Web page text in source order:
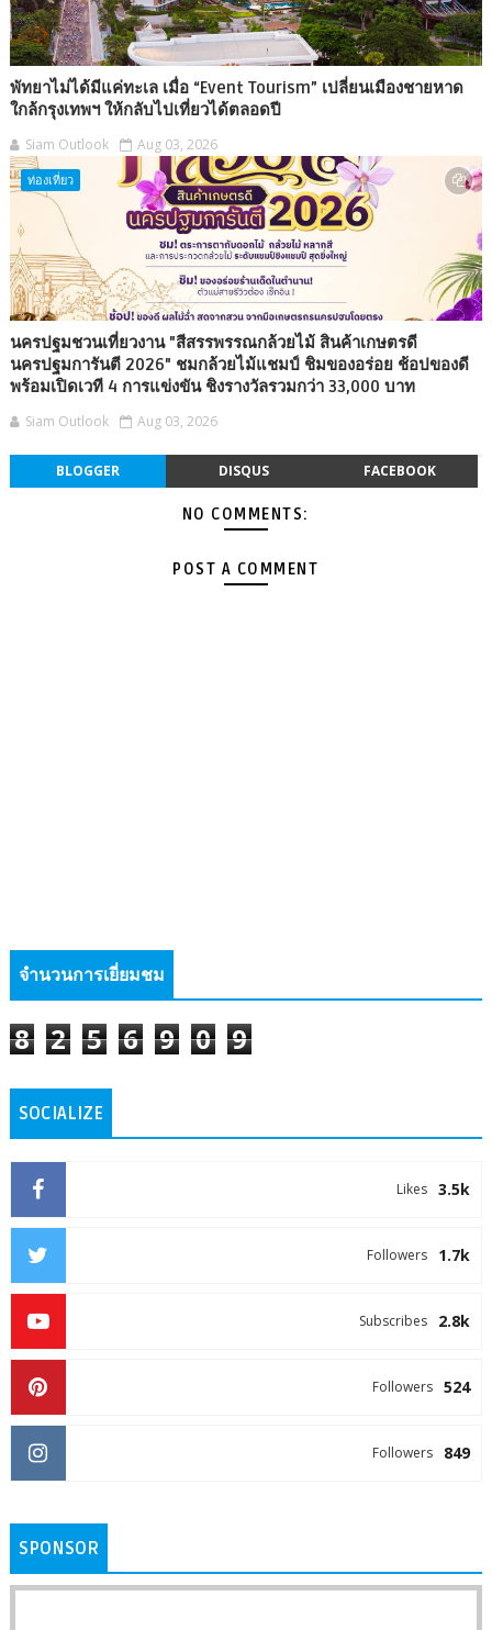
พัทยาไม่ได้มีแค่ทะเล เมื่อ “Event Tourism” เปลี่ยนเมืองชายหาด
ใกล้กรุงเทพฯ ให้กลับไปเที่ยวได้ตลอดปี
Siam Outlook Aug 03, 2026
ท่องเที่ยว
นครปฐมชวนเที่ยวงาน "สีสรรพรรณกล้วยไม้ สินค้าเกษตรดี
นครปฐมการันตี 2026" ชมกล้วยไม้แชมป์ ชิมของอร่อย ช้อปของดี
พร้อมเปิดเวที 4 การแข่งขัน ชิงรางวัลรวมกว่า 33,000 บาท
Siam Outlook Aug 03, 2026
BLOGGER DISQUS FACEBOOK
NO COMMENTS:
POST A COMMENT
จำนวนการเยี่ยมชม
8 2 5 6 9 0 9
SOCIALIZE
3.5k
Likes
1.7k
Followers
2.8k
Subscribes
524
Followers
849
Followers
SPONSOR